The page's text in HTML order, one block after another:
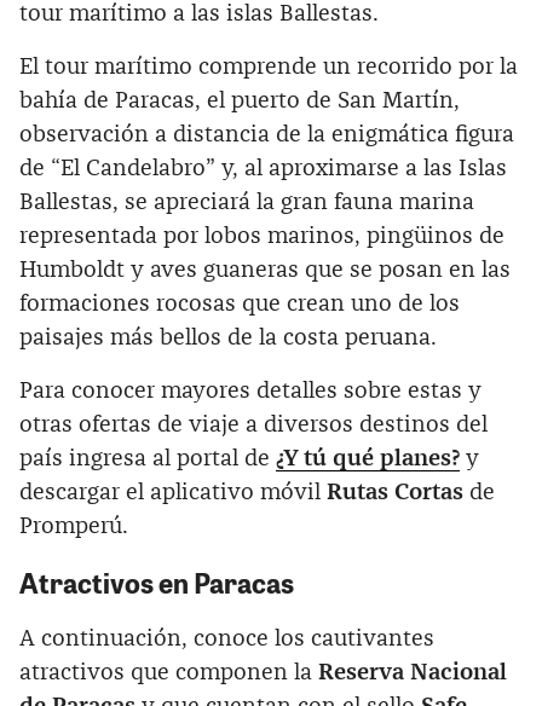
tour marítimo a las islas Ballestas.
El tour marítimo comprende un recorrido por la
bahía de Paracas, el puerto de San Martín,
observación a distancia de la enigmática figura
de “El Candelabro” y, al aproximarse a las Islas
Ballestas, se apreciará la gran fauna marina
representada por lobos marinos, pingüinos de
Humboldt y aves guaneras que se posan en las
formaciones rocosas que crean uno de los
paisajes más bellos de la costa peruana.
Para conocer mayores detalles sobre estas y
otras ofertas de viaje a diversos destinos del
país ingresa al portal de ¿Y tú qué planes? y
descargar el aplicativo móvil Rutas Cortas de
Promperú.
Atractivos en Paracas
A continuación, conoce los cautivantes
atractivos que componen la Reserva Nacional